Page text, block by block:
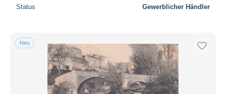
Status Gewerblicher Händler
Neu